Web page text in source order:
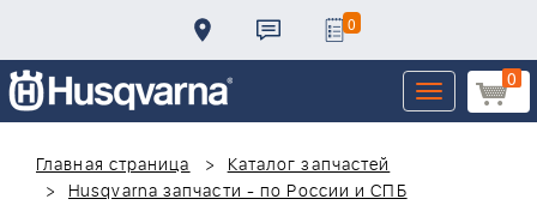
0
0
Toggle
navigation
Главная страница
Каталог запчастей
Husqvarna запчасти - по России и СПБ